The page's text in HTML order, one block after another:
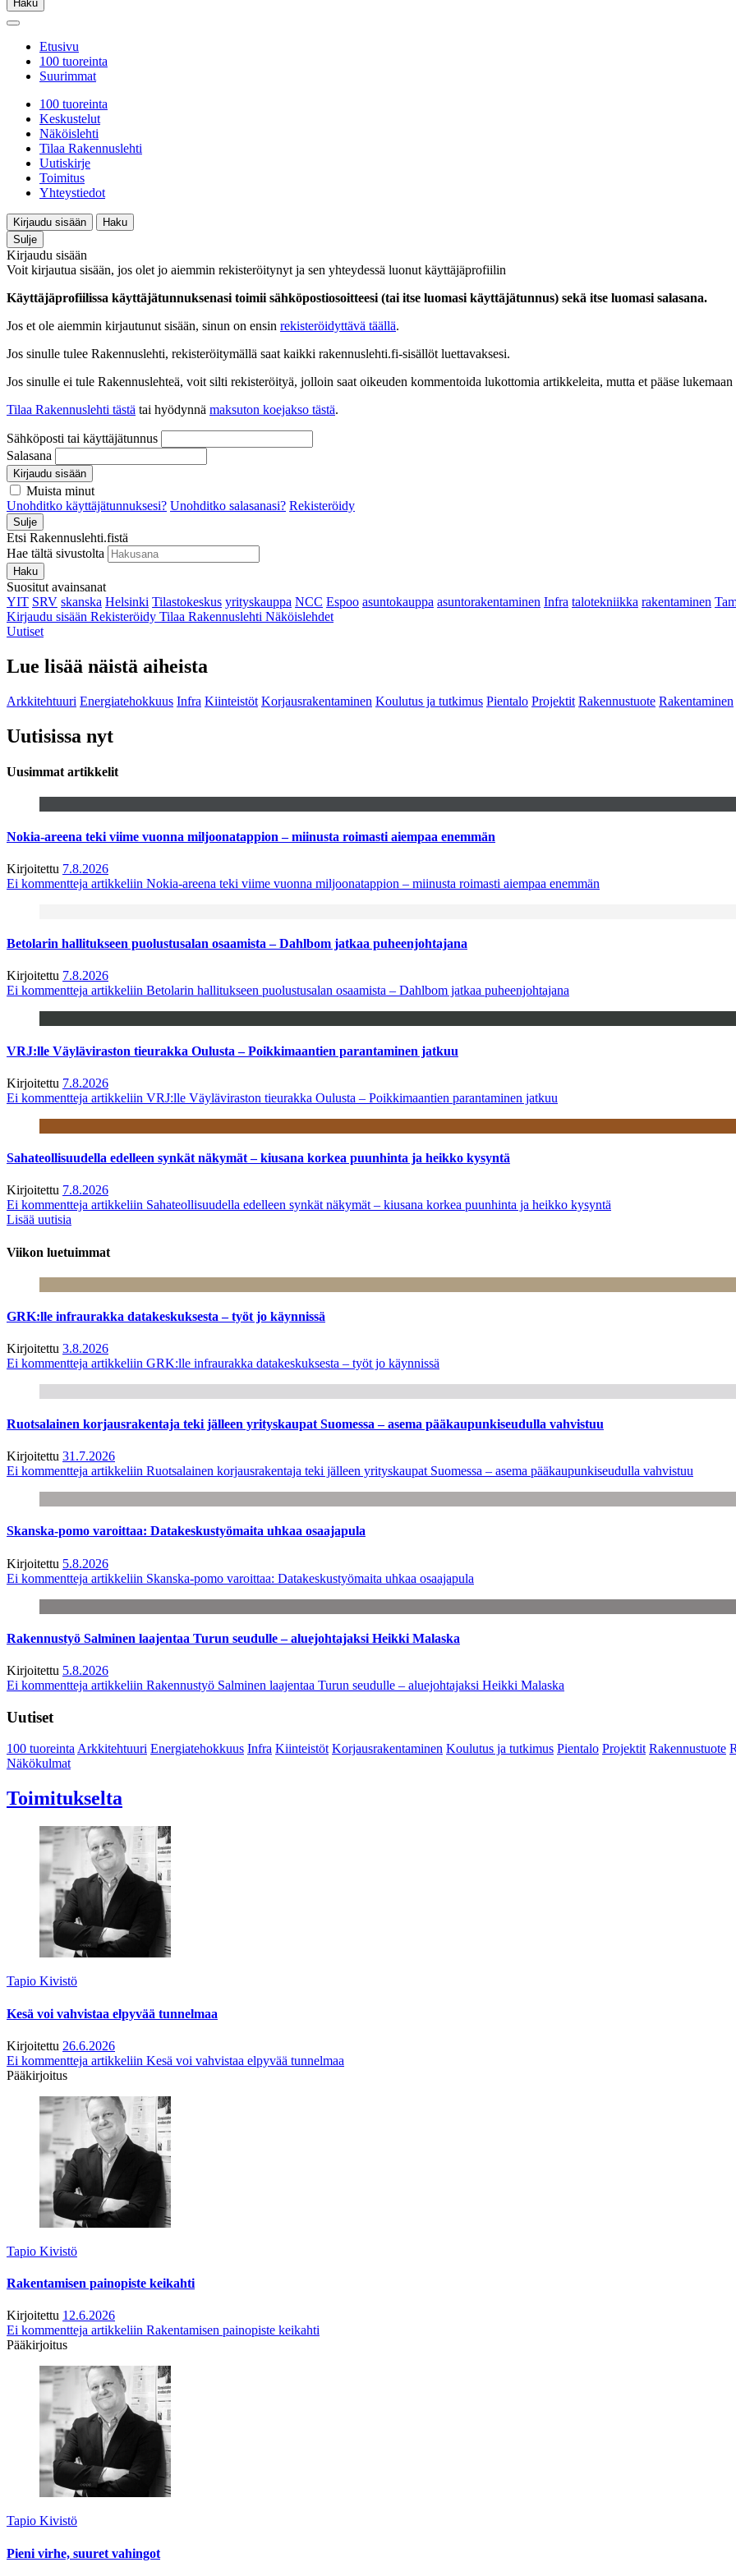
Haku
Etusivu
100 tuoreinta
Suurimmat
100 tuoreinta
Keskustelut
Näköislehti
Tilaa Rakennuslehti
Uutiskirje
Toimitus
Yhteystiedot
Kirjaudu sisään
Haku
Sulje
Kirjaudu sisään
Voit kirjautua sisään, jos olet jo aiemmin rekisteröitynyt ja sen yhteydessä luonut käyttäjäprofiilin
Käyttäjäprofiilissa käyttäjätunnuksenasi toimii sähköpostiosoitteesi (tai itse luomasi käyttäjätunnus) sekä itse luomasi salasana.
Jos et ole aiemmin kirjautunut sisään, sinun on ensin rekisteröidyttävä täällä.
Jos sinulle tulee Rakennuslehti, rekisteröitymällä saat kaikki rakennuslehti.fi-sisällöt luettavaksesi.
Jos sinulle ei tule Rakennuslehteä, voit silti rekisteröityä, jolloin saat oikeuden kommentoida lukottomia artikkeleita, mutta et pääse
Tilaa Rakennuslehti tästä tai hyödynnä maksuton koejakso tästä.
Sähköposti tai käyttäjätunnus
Salasana
Kirjaudu sisään
Muista minut
Unohditko käyttäjätunnuksesi? Unohditko salasanasi? Rekisteröidy
Sulje
Etsi Rakennuslehti.fistä
Hae tältä sivustolta
Haku
Suositut avainsanat
YIT SRV skanska Helsinki Tilastokeskus yrityskauppa NCC Espoo asuntokauppa asuntorakentaminen Infra talotekniikka rakentaminen
Kirjaudu sisään Rekisteröidy Tilaa Rakennuslehti Näköislehdet
Uutiset
Lue lisää näistä aiheista
Arkkitehtuuri Energiatehokkuus Infra Kiinteistöt Korjausrakentaminen Koulutus ja tutkimus Pientalo Projektit Rakennustuote Rakentaminen
Uutisissa nyt
Uusimmat artikkelit
Nokia-areena teki viime vuonna miljoonatappion – miinusta roimasti aiempaa enemmän
Kirjoitettu 7.8.2026
Ei kommentteja artikkeliin Nokia-areena teki viime vuonna miljoonatappion – miinusta roimasti aiempaa enemmän
Betolarin hallitukseen puolustusalan osaamista – Dahlbom jatkaa puheenjohtajana
Kirjoitettu 7.8.2026
Ei kommentteja artikkeliin Betolarin hallitukseen puolustusalan osaamista – Dahlbom jatkaa puheenjohtajana
VRJ:lle Väyläviraston tieurakka Oulusta – Poikkimaantien parantaminen jatkuu
Kirjoitettu 7.8.2026
Ei kommentteja artikkeliin VRJ:lle Väyläviraston tieurakka Oulusta – Poikkimaantien parantaminen jatkuu
Sahateollisuudella edelleen synkät näkymät – kiusana korkea puunhinta ja heikko kysyntä
Kirjoitettu 7.8.2026
Ei kommentteja artikkeliin Sahateollisuudella edelleen synkät näkymät – kiusana korkea puunhinta ja heikko kysyntä
Lisää uutisia
Viikon luetuimmat
GRK:lle infraurakka datakeskuksesta – työt jo käynnissä
Kirjoitettu 3.8.2026
Ei kommentteja artikkeliin GRK:lle infraurakka datakeskuksesta – työt jo käynnissä
Ruotsalainen korjausrakentaja teki jälleen yrityskaupat Suomessa – asema pääkaupunkiseudulla vahvistuu
Kirjoitettu 31.7.2026
Ei kommentteja artikkeliin Ruotsalainen korjausrakentaja teki jälleen yrityskaupat Suomessa – asema pääkaupunkiseudulla vahvistuu
Skanska-pomo varoittaa: Datakeskustyömaita uhkaa osaajapula
Kirjoitettu 5.8.2026
Ei kommentteja artikkeliin Skanska-pomo varoittaa: Datakeskustyömaita uhkaa osaajapula
Rakennustyö Salminen laajentaa Turun seudulle – aluejohtajaksi Heikki Malaska
Kirjoitettu 5.8.2026
Ei kommentteja artikkeliin Rakennustyö Salminen laajentaa Turun seudulle – aluejohtajaksi Heikki Malaska
Uutiset
100 tuoreintaArkkitehtuuri Energiatehokkuus Infra Kiinteistöt Korjausrakentaminen Koulutus ja tutkimus Pientalo Projektit Rakennustuote
Näkökulmat
Toimitukselta
Tapio Kivistö
Kesä voi vahvistaa elpyvää tunnelmaa
Kirjoitettu 26.6.2026
Ei kommentteja artikkeliin Kesä voi vahvistaa elpyvää tunnelmaa
Pääkirjoitus
Tapio Kivistö
Rakentamisen painopiste keikahti
Kirjoitettu 12.6.2026
Ei kommentteja artikkeliin Rakentamisen painopiste keikahti
Pääkirjoitus
Tapio Kivistö
Pieni virhe, suuret vahingot